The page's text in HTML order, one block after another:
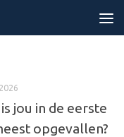
jou in de eerste
opgevallen?